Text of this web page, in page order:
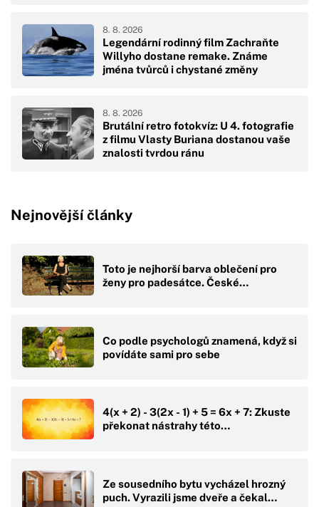
Legendární rodinný film Zachraňte
Willyho dostane remake. Známe
jména tvůrců i chystané změny
8. 8. 2026
Brutální retro fotokvíz: U 4. fotografie
z filmu Vlasty Buriana dostanou vaše
znalosti tvrdou ránu
8. 8. 2026
Nejnovější články
Toto je nejhorší barva oblečení pro
ženy pro padesátce. České…
Co podle psychologů znamená, když si
povídáte sami pro sebe
4(x + 2) - 3(2x - 1) + 5 = 6x + 7: Zkuste
překonat nástrahy této…
Ze sousedního bytu vycházel hrozný
puch. Vyrazili jsme dveře a čekal…